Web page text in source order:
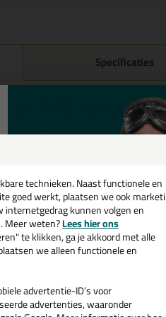
Specificaties
RAL kleur in
Deze siliconenkit in ral kleur
Een duurzame en
een topresultaat. Bestel de
kenmerken van dit product?Lees
Silicon 218 in RAL
gebruikt:
technieken. Naast functionele en
goed werkt, plaatsen we ook
internetgedrag kunnen volgen en
Meer weten?Lees hier ons
te klikken, ga je akkoord met alle
we alleen functionele en
advertentie-ID’s voor
advertenties, waaronder